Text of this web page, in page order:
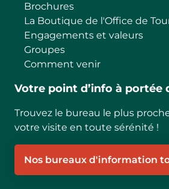
Brochures
La Boutique de l'Office de
Engagements et valeurs
Groupes
Comment venir
Votre point d’info à portée
Trouvez le bureau le plus
votre visite en toute sérénité !
Nos bureaux d'information